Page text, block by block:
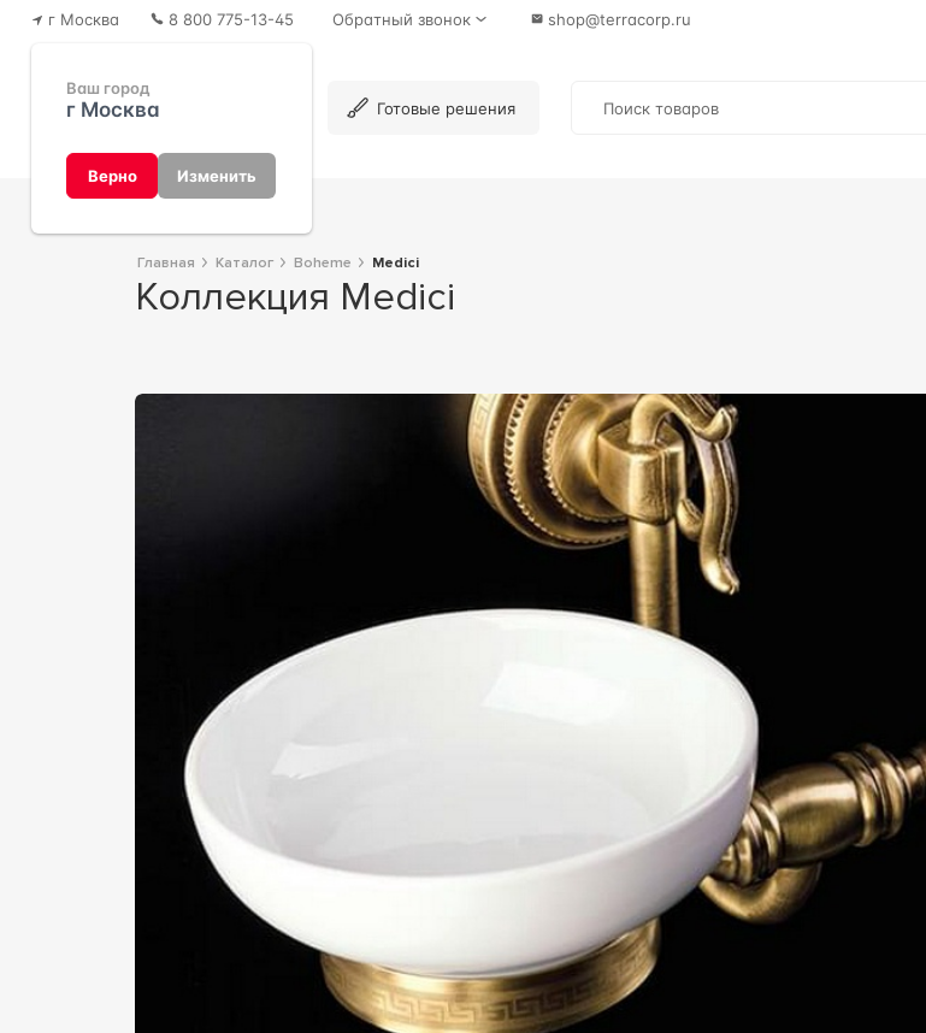
г Москва
Ваш город
г Москва
Верно Изменить
8 800 775-13-45 Обратный звонок shop@terracorp.ru
Готовые решения
Главная Каталог Boheme Medici
Коллекция Medici